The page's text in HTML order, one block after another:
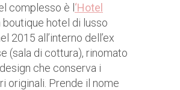
complesso è l‘Hotel
boutique hotel di lusso
2015 all’interno dell’ex
(sala di cottura), rinomato
che conserva i
originali. Prende il nome